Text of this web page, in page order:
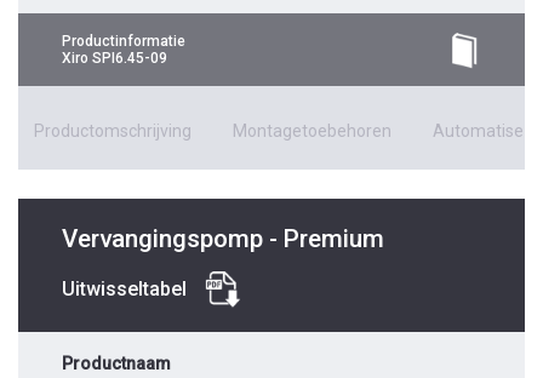
Productinformatie
Xiro SPI6.45-09
Productomschrijving Montagetoebehoren
Vervangingspomp - Premium
Uitwisseltabel
Productnaam